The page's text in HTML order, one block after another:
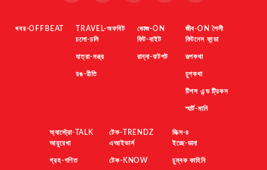
খবর-OFFBEAT
TRAVEL-অফবিট
চলো-চলি
যাত্রা-মন্ত্র
রঙ-রীতি
ভোজ-ON
ফিট-বাইট
রান্না-ঝটপট
জীব-ON শৈলী
ফিটনেস ফান্ডা
রূপকথা
চুপকথা
টিপস এন্ড ট্রিকস
স্মার্ট-মানি
অ্যাস্ট্রো-TALK
আয়ুরেখা
গ্রহ-গণিত
টেক-TRENDZ
এআইভার্স
টেক-KNOW
মিক্স-৪
ইচ্ছে-ডানা
চুম্বক কাহিনি